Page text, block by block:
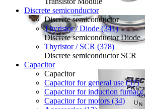
Discrete semiconductor
Discrete semiconductor
Thyristor / Diode (341)
Discrete semiconductor Diode
Thyristor / SCR (378)
Discrete semiconductor SCR
Capacitor
Capacitor
Capacitor for general use (57)
Capacitor for induction
Capacitor for motors (34)